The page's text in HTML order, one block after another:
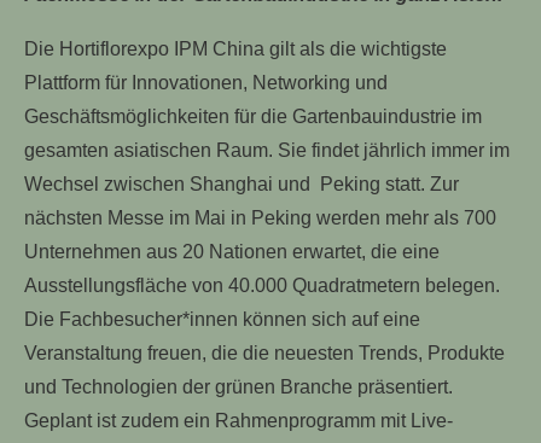
Die Hortiflorexpo IPM China gilt als die wichtigste
Plattform für Innovationen, Networking und
Geschäftsmöglichkeiten für die Gartenbauindustrie im
gesamten asiatischen Raum. Sie findet jährlich immer im
Wechsel zwischen Shanghai und Peking statt. Zur
nächsten Messe im Mai in Peking werden mehr als 700
Unternehmen aus 20 Nationen erwartet, die eine
Ausstellungsfläche von 40.000 Quadratmetern belegen.
Die Fachbesucher*innen können sich auf eine
Veranstaltung freuen, die die neuesten Trends, Produkte
und Technologien der grünen Branche präsentiert.
Geplant ist zudem ein Rahmenprogramm mit Live-